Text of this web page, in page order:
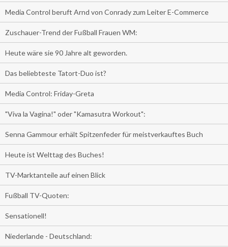
Media Control beruft Arnd von Conrady zum Leiter E-Commerce
Zuschauer-Trend der Fußball Frauen WM:
Heute wäre sie 90 Jahre alt geworden.
Das beliebteste Tatort-Duo ist?
Media Control: Friday-Greta
"Viva la Vagina!" oder "Kamasutra Workout":
Senna Gammour erhält Spitzenfeder für meistverkauftes Buch
Heute ist Welttag des Buches!
TV-Marktanteile auf einen Blick
Fußball TV-Quoten:
Sensationell!
Niederlande - Deutschland: